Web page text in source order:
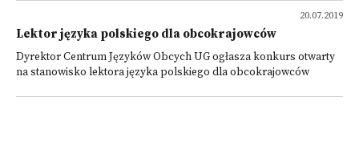
20.07.2019
Lektor języka polskiego dla obcokrajowców
Dyrektor Centrum Języków Obcych UG ogłasza konkurs otwarty
na stanowisko lektora języka polskiego dla obcokrajowców